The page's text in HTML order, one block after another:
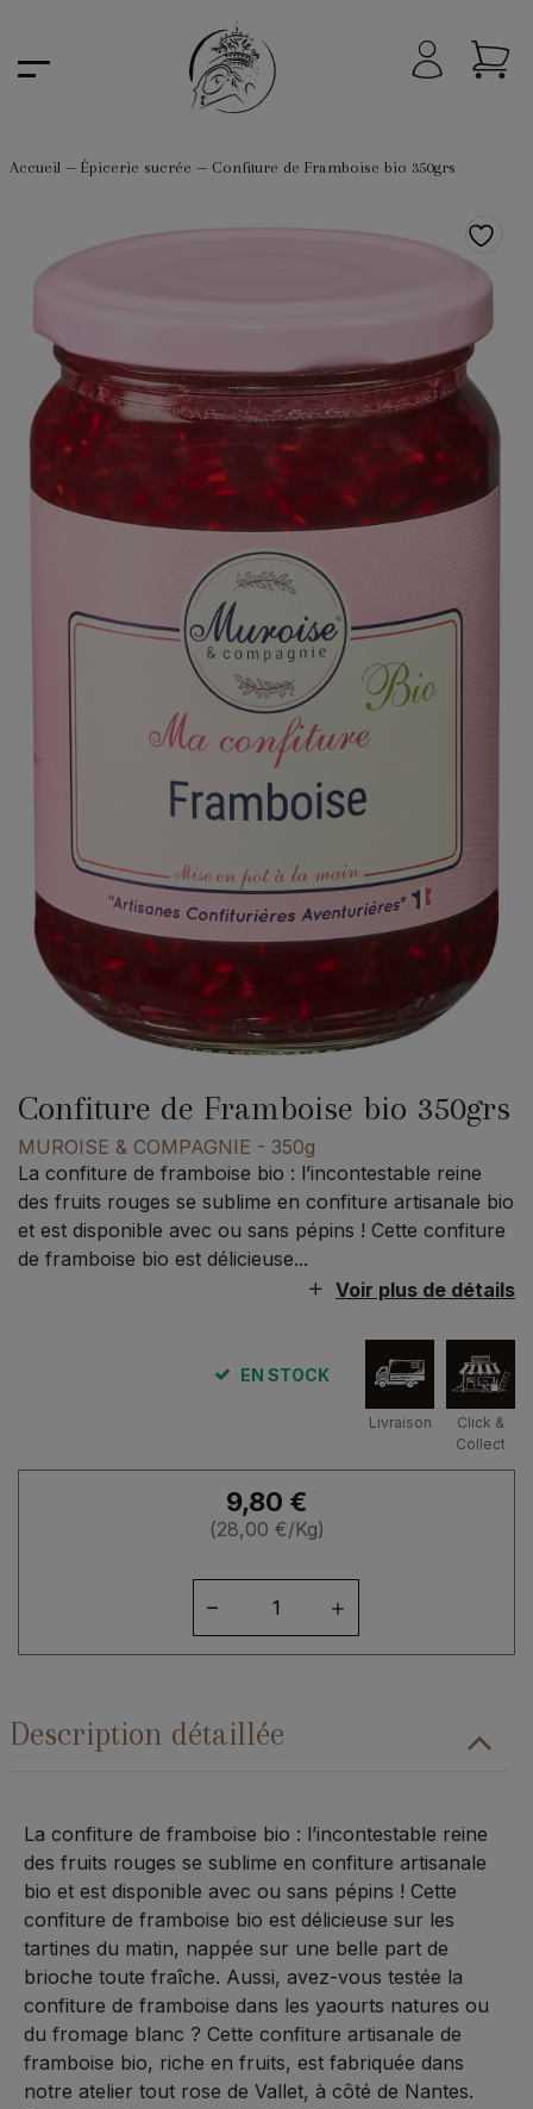
Accueil— Épicerie sucrée — Confiture de Framboise bio 350grs
Confiture de Framboise bio 350grs
MUROISE & COMPAGNIE - 350g
La confiture de framboise bio : l’incontestable reine
des fruits rouges se sublime en confiture artisanale bio
et est disponible avec ou sans pépins ! Cette confiture
de framboise bio est délicieuse...
Voir plus de détails
EN STOCK
Livraison
Click &
Collect
9,80 €
(28,00 €/Kg)
Confiture
bio
Description détaillée
La confiture de framboise bio : l’incontestable reine
des fruits rouges se sublime en confiture artisanale
bio et est disponible avec ou sans pépins ! Cette
confiture de framboise bio est délicieuse sur les
tartines du matin, nappée sur une belle part de
brioche toute fraîche. Aussi, avez-vous testée la
confiture de framboise dans les yaourts natures ou
du fromage blanc ? Cette confiture artisanale de
framboise bio, riche en fruits, est fabriquée dans
notre atelier tout rose de Vallet, à côté de Nantes.